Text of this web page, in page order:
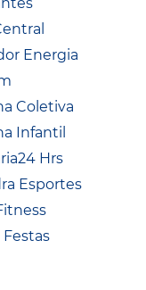
Energia
Coletiva
Infantil
Hrs
Esportes
Festas